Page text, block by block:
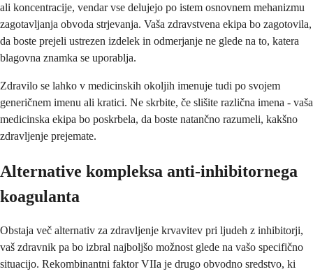
ali koncentracije, vendar vse delujejo po istem osnovnem mehanizmu
zagotavljanja obvoda strjevanja. Vaša zdravstvena ekipa bo zagotovila,
da boste prejeli ustrezen izdelek in odmerjanje ne glede na to, katera
blagovna znamka se uporablja.
Zdravilo se lahko v medicinskih okoljih imenuje tudi po svojem
generičnem imenu ali kratici. Ne skrbite, če slišite različna imena - vaša
medicinska ekipa bo poskrbela, da boste natančno razumeli, kakšno
zdravljenje prejemate.
Alternative kompleksa anti-inhibitornega
koagulanta
Obstaja več alternativ za zdravljenje krvavitev pri ljudeh z inhibitorji,
vaš zdravnik pa bo izbral najboljšo možnost glede na vašo specifično
situacijo. Rekombinantni faktor VIIa je drugo obvodno sredstvo, ki